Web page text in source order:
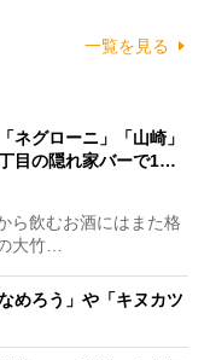
一覧を見る
ネグローニ」「山崎」
目の隠れ家バーで1…
ら飲むお酒にはまた格
大竹…
めろう」や「キヌカツ